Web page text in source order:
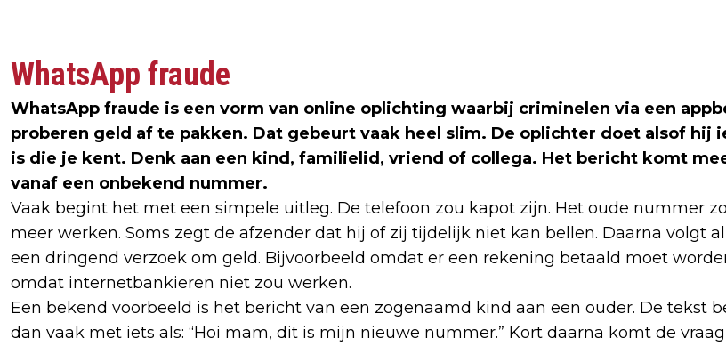
WhatsApp fraude
WhatsApp fraude is een vorm van online oplichting waarbij criminelen via een
proberen geld af te pakken. Dat gebeurt vaak heel slim. De oplichter doet alsof hij
is die je kent. Denk aan een kind, familielid, vriend of collega. Het bericht komt
vanaf een onbekend nummer.
Vaak begint het met een simpele uitleg. De telefoon zou kapot zijn. Het oude nummer
meer werken. Soms zegt de afzender dat hij of zij tijdelijk niet kan bellen. Daarna volgt al
een dringend verzoek om geld. Bijvoorbeeld omdat er een rekening betaald moet
omdat internetbankieren niet zou werken.
Een bekend voorbeeld is het bericht van een zogenaamd kind aan een ouder. De tekst
dan vaak met iets als: “Hoi mam, dit is mijn nieuwe nummer.” Kort daarna komt de